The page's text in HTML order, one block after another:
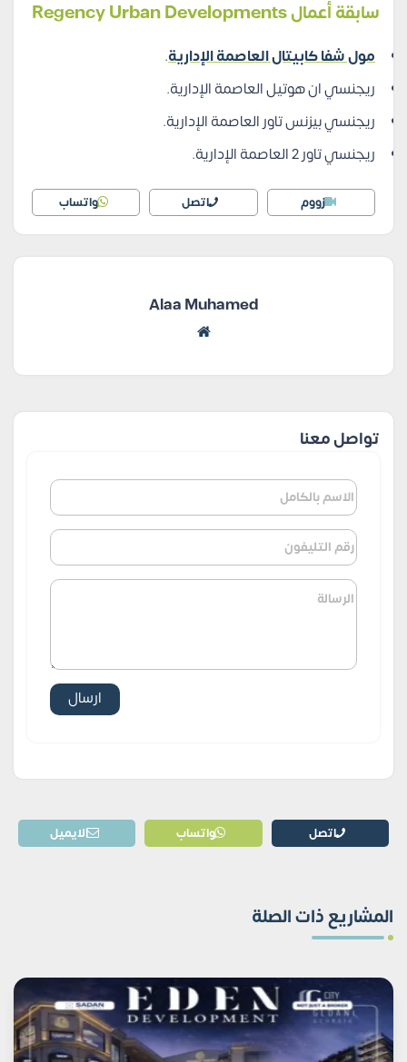
سابقة أعمال Regency Urban Developments
مول شفا كابيتال العاصمة الإدارية.
ريجنسي ان هوتيل العاصمة الإدارية.
ريجنسي بيزنس تاور العاصمة الإدارية.
ريجنسي تاور 2 العاصمة الإدارية.
زووم اتصل واتساب
Alaa Muhamed
تواصل معنا
اتصل واتساب الايميل
المشاريع ذات الصلة